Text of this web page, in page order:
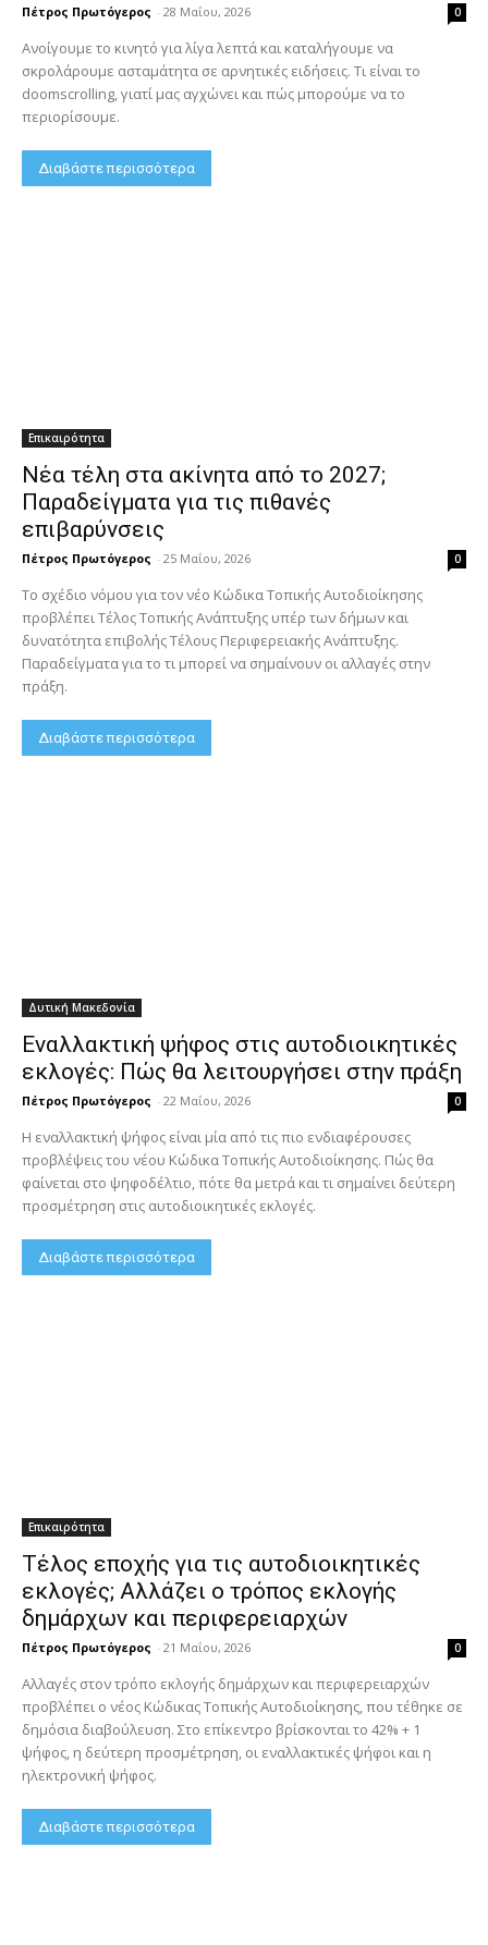
Πέτρος Πρωτόγερος - 28 Μαΐου, 2026 0
Ανοίγουμε το κινητό για λίγα λεπτά και καταλήγουμε να
σκρολάρουμε ασταμάτητα σε αρνητικές ειδήσεις. Τι είναι το
doomscrolling, γιατί μας αγχώνει και πώς μπορούμε να το
περιορίσουμε.
Διαβάστε περισσότερα
Επικαιρότητα
Νέα τέλη στα ακίνητα από το 2027;
Παραδείγματα για τις πιθανές
επιβαρύνσεις
Πέτρος Πρωτόγερος - 25 Μαΐου, 2026 0
Το σχέδιο νόμου για τον νέο Κώδικα Τοπικής Αυτοδιοίκησης
προβλέπει Τέλος Τοπικής Ανάπτυξης υπέρ των δήμων και
δυνατότητα επιβολής Τέλους Περιφερειακής Ανάπτυξης.
Παραδείγματα για το τι μπορεί να σημαίνουν οι αλλαγές στην
πράξη.
Διαβάστε περισσότερα
Δυτική Μακεδονία
Εναλλακτική ψήφος στις αυτοδιοικητικές
εκλογές: Πώς θα λειτουργήσει στην πράξη
Πέτρος Πρωτόγερος - 22 Μαΐου, 2026 0
Η εναλλακτική ψήφος είναι μία από τις πιο ενδιαφέρουσες
προβλέψεις του νέου Κώδικα Τοπικής Αυτοδιοίκησης. Πώς θα
φαίνεται στο ψηφοδέλτιο, πότε θα μετρά και τι σημαίνει δεύτερη
προσμέτρηση στις αυτοδιοικητικές εκλογές.
Διαβάστε περισσότερα
Επικαιρότητα
Τέλος εποχής για τις αυτοδιοικητικές
εκλογές; Αλλάζει ο τρόπος εκλογής
δημάρχων και περιφερειαρχών
Πέτρος Πρωτόγερος - 21 Μαΐου, 2026 0
Αλλαγές στον τρόπο εκλογής δημάρχων και περιφερειαρχών
προβλέπει ο νέος Κώδικας Τοπικής Αυτοδιοίκησης, που τέθηκε σε
δημόσια διαβούλευση. Στο επίκεντρο βρίσκονται το 42% + 1
ψήφος, η δεύτερη προσμέτρηση, οι εναλλακτικές ψήφοι και η
ηλεκτρονική ψήφος.
Διαβάστε περισσότερα